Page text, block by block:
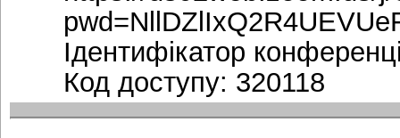
Ідентифікатор
Код доступу: 320118